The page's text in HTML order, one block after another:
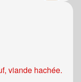
viande hachée.